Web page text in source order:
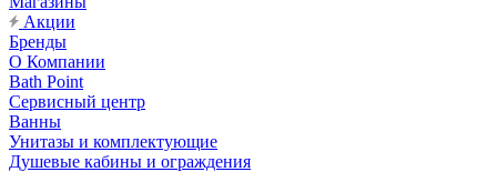
Акции
Бренды
О Компании
Bath Point
Сервисный центр
Ванны
Унитазы и комплектующие
Душевые кабины и ограждения